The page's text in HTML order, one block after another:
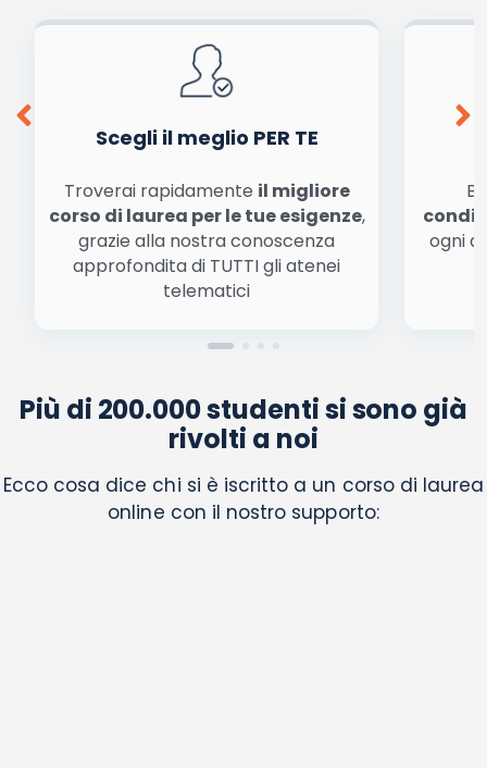
Ho letto e acconsento l'
Acconsento all'uso dei miei dati da parte di terzi per
finalità di marketing diretto con modalità
conferma e pubblica
Scegli il meglio PER TE
Troverai rapidamente il migliore
corso di laurea per le tue esigenze,
grazie alla nostra conoscenza
approfondita di TUTTI gli atenei
telematici
ogni
Più di 200.000 studenti si sono già
rivolti a noi
Ecco cosa dice chi si è iscritto a un corso di laurea
online con il nostro supporto: